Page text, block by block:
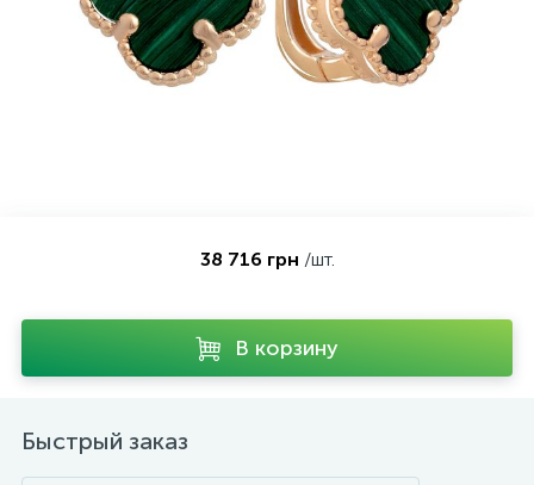
38 716 грн /шт.
В корзину
Быстрый заказ
КонтактыСеребряные колье
Серебряные сувениры